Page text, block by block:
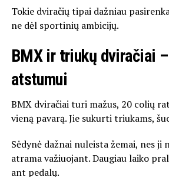
Tokie dviračių tipai dažniau
ne dėl sportinių ambicijų.
BMX ir triukų dviračiai
atstumui
BMX dviračiai turi mažus, 20 colių
vieną pavarą. Jie sukurti triukams,
Sėdynė dažnai nuleista žemai, nes ji
atrama važiuojant. Daugiau laiko
ant pedalų.